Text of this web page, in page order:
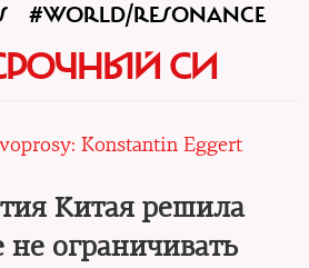
#WORLD/RESONANCE
СИ
voprosy: Konstantin Eggert
Китая решила
не ограничивать